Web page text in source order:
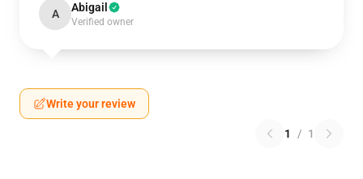
A Abigail
Verified owner
Write your review
1 / 1